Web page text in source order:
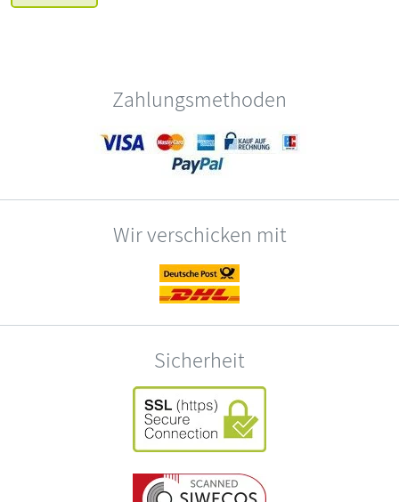
Zahlungsmethoden
Wir verschicken mit
Sicherheit